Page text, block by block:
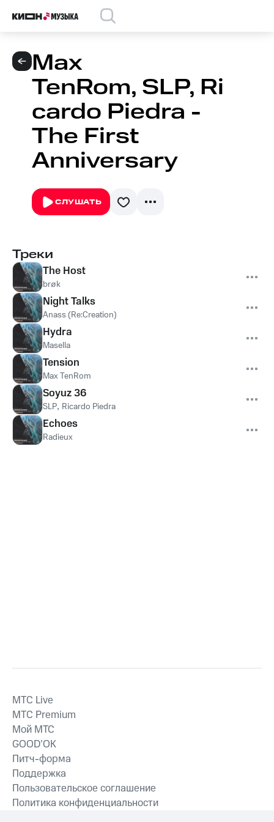
Max
TenRom, SLP, Ri
cardo Piedra -
The First
Anniversary
СЛУШАТЬ
Треки
The Host
brøk
Night Talks
Anass (Re:Creation)
Hydra
Masella
Tension
Max TenRom
Soyuz 36
SLP, Ricardo Piedra
Echoes
Radieux
MTС Live
MTС Premium
Мой МТС
GOOD’OK
Питч-форма
Поддержка
Пользовательское соглашение
Политика конфиденциальности